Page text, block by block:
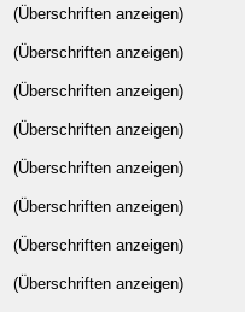
(Überschriften anzeigen)
(Überschriften anzeigen)
(Überschriften anzeigen)
(Überschriften anzeigen)
(Überschriften anzeigen)
(Überschriften anzeigen)
(Überschriften anzeigen)
(Überschriften anzeigen)